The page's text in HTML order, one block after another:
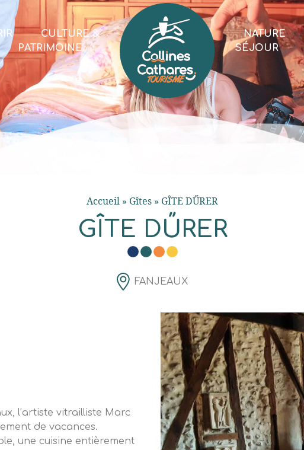
CULTURE &
PATRIMOINE
NATURE
SÉJOUR
Accueil » Gîtes » GÎTE DŰRER
GÎTE DŰRER
FANJEAUX
l’artiste vitrailliste Marc
de vacances.
une cuisine entièrement